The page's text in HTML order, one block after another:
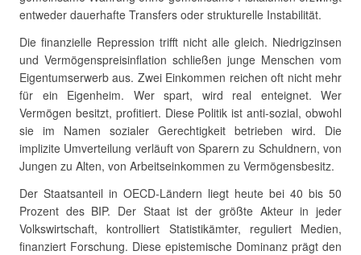
entweder dauerhafte Transfers oder strukturelle Instabilität.
Die finanzielle Repression trifft nicht alle gleich. Niedrigzinsen
und Vermögenspreisinflation schließen junge Menschen vom
Eigentumserwerb aus. Zwei Einkommen reichen oft nicht mehr
für ein Eigenheim. Wer spart, wird real enteignet. Wer
Vermögen besitzt, profitiert. Diese Politik ist anti-sozial, obwohl
sie im Namen sozialer Gerechtigkeit betrieben wird. Die
implizite Umverteilung verläuft von Sparern zu Schuldnern, von
Jungen zu Alten, von Arbeitseinkommen zu Vermögensbesitz.
Der Staatsanteil in OECD-Ländern liegt heute bei 40 bis 50
Prozent des BIP. Der Staat ist der größte Akteur in jeder
Volkswirtschaft, kontrolliert Statistikämter, reguliert Medien,
finanziert Forschung. Diese epistemische Dominanz prägt den